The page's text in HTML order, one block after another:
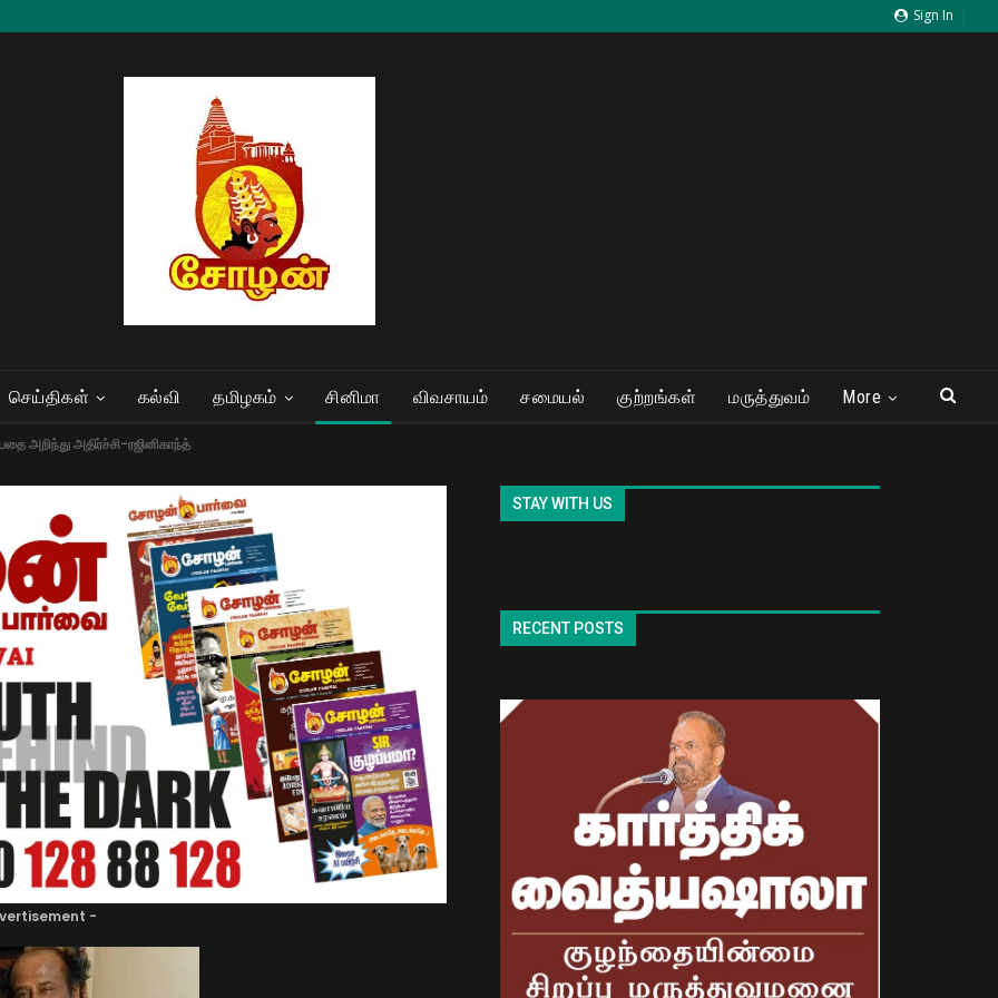
Sign In
செய்திகள் கல்வி தமிழகம் சினிமா விவசாயம் சமையல் குற்றங்கள் மருத்துவம் More
அதிர்ச்சி-ரஜினிகாந்த்
-
STAY WITH US
RECENT POSTS